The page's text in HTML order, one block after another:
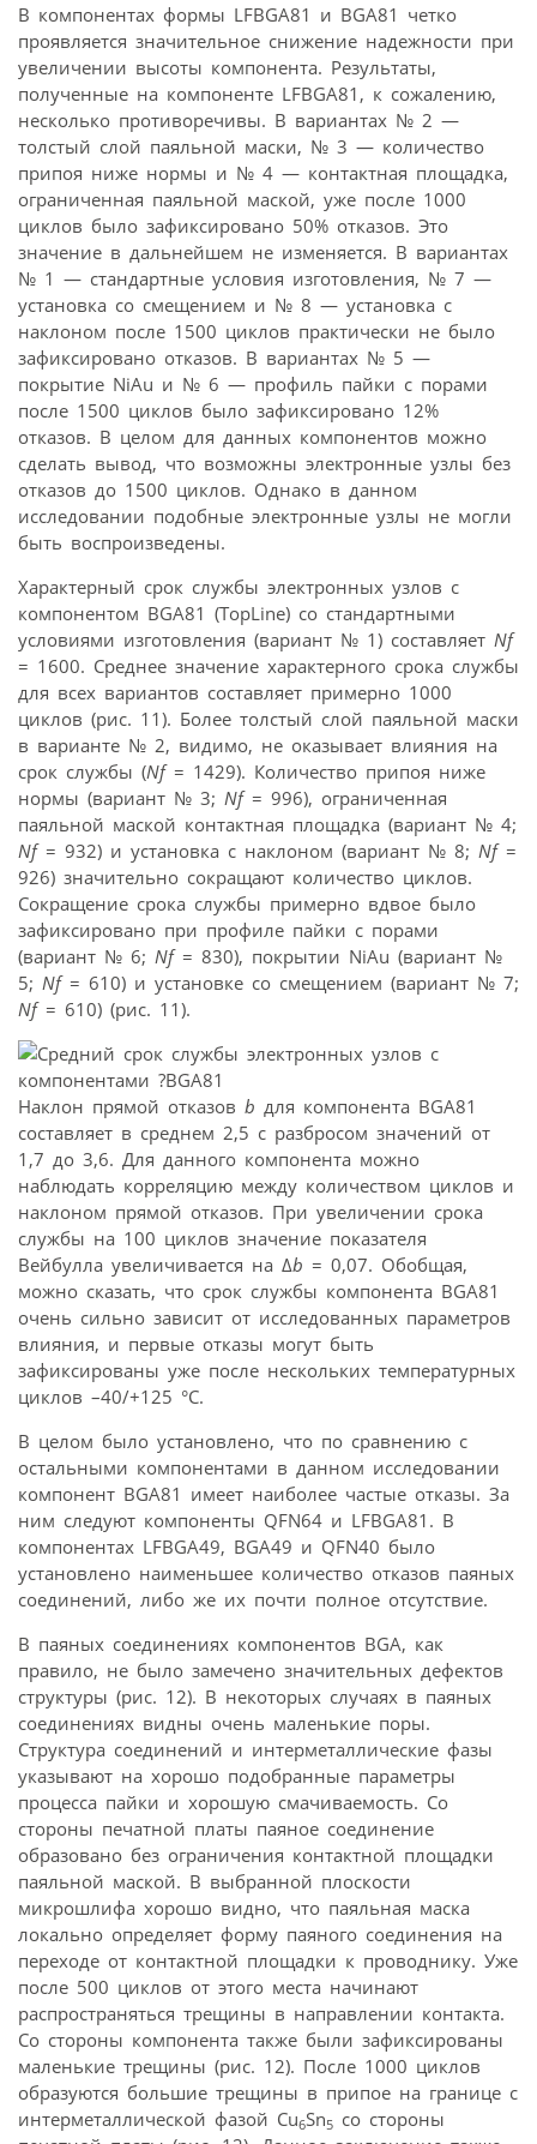
В компонентах формы LFBGA81 и BGA81 четко
проявляется значительное снижение надежности при
увеличении высоты компонента. Результаты,
полученные на компоненте LFBGA81, к сожалению,
несколько противоречивы. В вариантах № 2 —
толстый слой паяльной маски, № 3 — количество
припоя ниже нормы и № 4 — контактная площадка,
ограниченная паяльной маской, уже после 1000
циклов было зафиксировано 50% отказов. Это
значение в дальнейшем не изменяется. В вариантах
№ 1 — стандартные условия изготовления, № 7 —
установка со смещением и № 8 — установка с
наклоном после 1500 циклов практически не было
зафиксировано отказов. В вариантах № 5 —
покрытие NiAu и № 6 — профиль пайки с порами
после 1500 циклов было зафиксировано 12%
отказов. В целом для данных компонентов можно
сделать вывод, что возможны электронные узлы без
отказов до 1500 циклов. Однако в данном
исследовании подобные электронные узлы не могли
быть воспроизведены.
Характерный срок службы электронных узлов с
компонентом BGA81 (TopLine) со стандартными
условиями изготовления (вариант № 1) составляет Nf
= 1600. Среднее значение характерного срока службы
для всех вариантов составляет примерно 1000
циклов (рис. 11). Более толстый слой паяльной маски
в варианте № 2, видимо, не оказывает влияния на
срок службы (Nf= 1429). Количество припоя ниже
нормы (вариант № 3; Nf= 996), ограниченная
паяльной маской контактная площадка (вариант № 4;
Nf= 932) и установка с наклоном (вариант № 8; Nf=
926) значительно сокращают количество циклов.
Сокращение срока службы примерно вдвое было
зафиксировано при профиле пайки с порами
(вариант № 6; Nf= 830), покрытии NiAu (вариант №
5; Nf= 610) и установке со смещением (вариант № 7;
Nf= 610) (рис. 11).
Наклон прямой отказов b для компонента BGA81
составляет в среднем 2,5 с разбросом значений от
1,7 до 3,6. Для данного компонента можно
наблюдать корреляцию между количеством циклов и
наклоном прямой отказов. При увеличении срока
службы на 100 циклов значение показателя
Вейбулла увеличивается на Δb = 0,07. Обобщая,
можно сказать, что срок службы компонента BGA81
очень сильно зависит от исследованных параметров
влияния, и первые отказы могут быть
зафиксированы уже после нескольких температурных
циклов –40/+125 °C.
В целом было установлено, что по сравнению с
остальными компонентами в данном исследовании
компонент BGA81 имеет наиболее частые отказы. За
ним следуют компоненты QFN64 и LFBGA81. В
компонентах LFBGA49, BGA49 и QFN40 было
установлено наименьшее количество отказов паяных
соединений, либо же их почти полное отсутствие.
В паяных соединениях компонентов BGA, как
правило, не было замечено значительных дефектов
структуры (рис. 12). В некоторых случаях в паяных
соединениях видны очень маленькие поры.
Структура соединений и интерметаллические фазы
указывают на хорошо подобранные параметры
процесса пайки и хорошую смачиваемость. Со
стороны печатной платы паяное соединение
образовано без ограничения контактной площадки
паяльной маской. В выбранной плоскости
микрошлифа хорошо видно, что паяльная маска
локально определяет форму паяного соединения на
переходе от контактной площадки к проводнику. Уже
после 500 циклов от этого места начинают
распространяться трещины в направлении контакта.
Со стороны компонента также были зафиксированы
маленькие трещины (рис. 12). После 1000 циклов
образуются большие трещины в припое на границе с
интерметаллической фазой Cu6Sn5 со стороны